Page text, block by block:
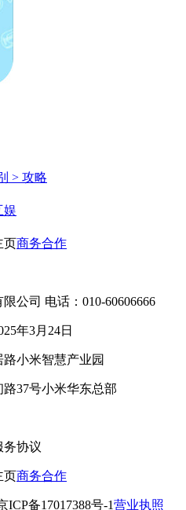
> 攻略
娱
页商务合作
公司 电话：010-60606666
年3月24日
小米智慧产业园
37号小米华东总部
务协议
页商务合作
ICP备17017388号-1营业执照